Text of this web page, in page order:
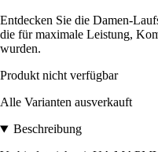
Entdecken Sie die Damen-
die für maximale Leistung,
wurden.
Produkt nicht verfügbar
Alle Varianten ausverkauft
Beschreibung